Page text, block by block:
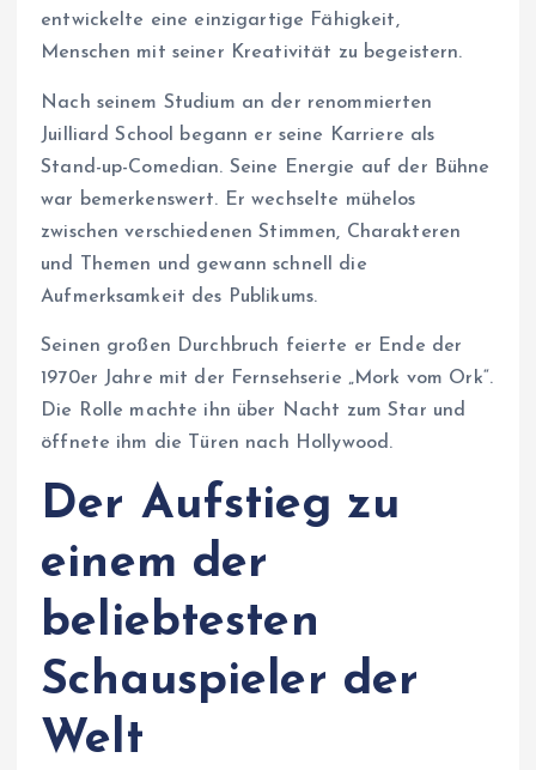
entwickelte eine einzigartige Fähigkeit,
Menschen mit seiner Kreativität zu begeistern.
Nach seinem Studium an der renommierten
Juilliard School begann er seine Karriere als
Stand-up-Comedian. Seine Energie auf der Bühne
war bemerkenswert. Er wechselte mühelos
zwischen verschiedenen Stimmen, Charakteren
und Themen und gewann schnell die
Aufmerksamkeit des Publikums.
Seinen großen Durchbruch feierte er Ende der
1970er Jahre mit der Fernsehserie „Mork vom Ork“.
Die Rolle machte ihn über Nacht zum Star und
öffnete ihm die Türen nach Hollywood.
Der Aufstieg zu
einem der
beliebtesten
Schauspieler der
Welt